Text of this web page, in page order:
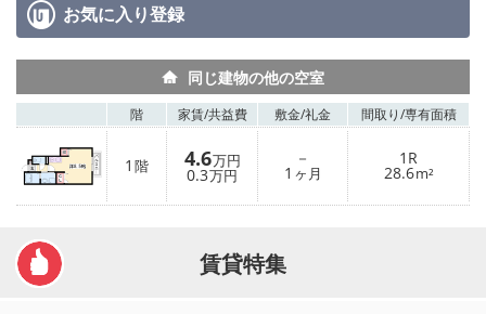
お気に入り登録
同じ建物の他の空室
階 家賃/共益費 敷金/礼金 間取り/専有面積
1 階 4.6万円
0.3万円
－
1 ヶ月
1R
28.6m²
賃貸特集